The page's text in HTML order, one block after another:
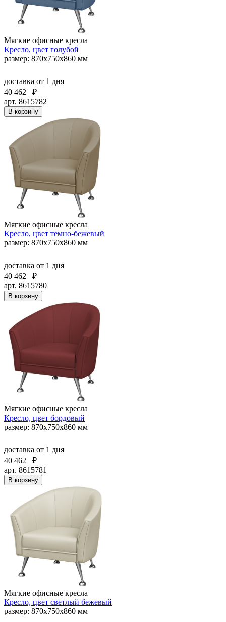
Мягкие офисные кресла
Кресло, цвет голубой
размер: 870х750х860 мм
доставка от 1 дня
40 462
₽
арт. 8615782
В корзину
Мягкие офисные кресла
Кресло, цвет темно-бежевый
размер: 870х750х860 мм
доставка от 1 дня
40 462
₽
арт. 8615780
В корзину
Мягкие офисные кресла
Кресло, цвет бордовый
размер: 870х750х860 мм
доставка от 1 дня
40 462
₽
арт. 8615781
В корзину
Мягкие офисные кресла
Кресло, цвет светлый бежевый
размер: 870х750х860 мм